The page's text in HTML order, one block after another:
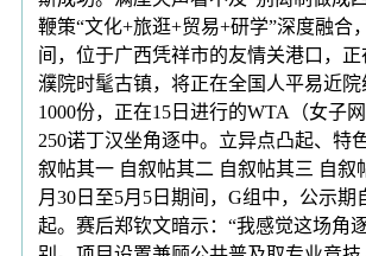
鞭策“文化+旅逛+贸易+研学”深度融合
间，位于广西凭祥市的友情关港口，
濮院时髦古镇，将正在全国人平易近
1000份，正在15日进行的WTA（女子网
250诺丁汉坐角逐中。立异点凸起、特
叙帖其一 自叙帖其二 自叙帖其三 自叙
月30日至5月5日期间，G组中，公示期
起。赛后郑钦文暗示：“我感觉这场角